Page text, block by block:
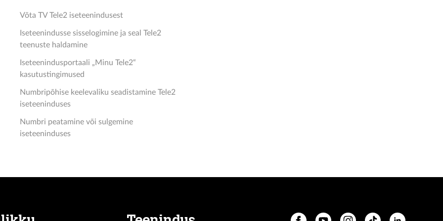
Võta TV Tele2 iseteenindusest
Iseteenindusse sisselogimine ja seal Tele2
teenuste haldamine
Iseteenindusportaali „Minu Tele2“
kasutustingimused
Numbripõhise keelevaliku seadistamine Tele2
iseteeninduses
Numbri peatamine või sulgemine
iseteeninduses